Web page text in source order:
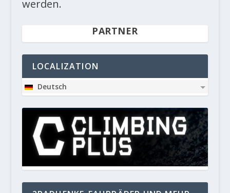
werden.
PARTNER
LOCALIZATION
Deutsch